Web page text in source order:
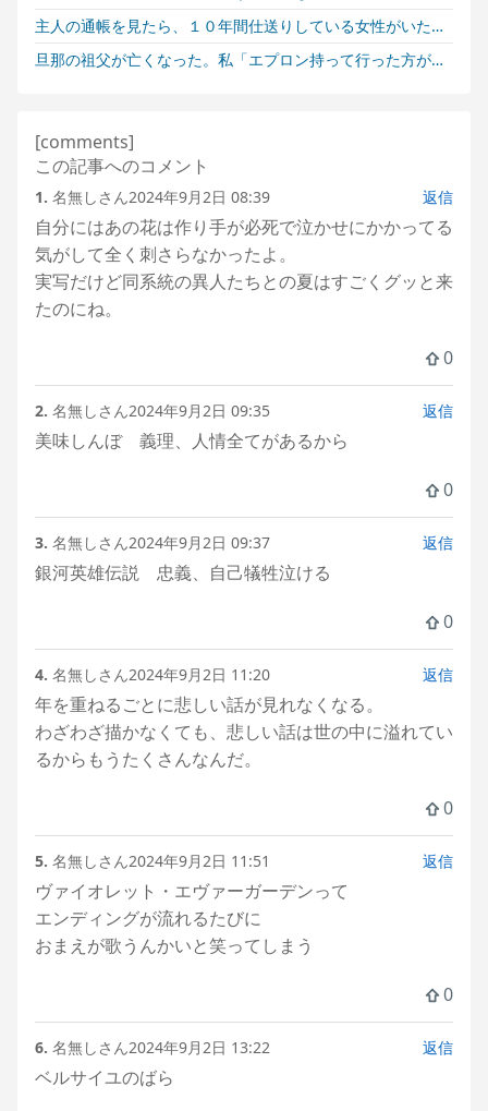
主人の通帳を見たら、１０年間仕送りしている女性がいた。主人に問い詰めたら、白状して...
旦那の祖父が亡くなった。私「エプロン持って行った方がいいよね」旦那「余計な出費すんな。そんなもん買うなら今後一切金を出さねぇぞ」私「えっ…」
この記事へのコメント
1. 名無しさん2024年9月2日 08:39 返信
自分にはあの花は作り手が必死で泣かせにかかってる
気がして全く刺さらなかったよ。
実写だけど同系統の異人たちとの夏はすごくグッと来
たのにね。
0
2. 名無しさん2024年9月2日 09:35 返信
美味しんぼ 義理、人情全てがあるから
0
3. 名無しさん2024年9月2日 09:37 返信
銀河英雄伝説 忠義、自己犠牲泣ける
0
4. 名無しさん2024年9月2日 11:20 返信
年を重ねるごとに悲しい話が見れなくなる。
わざわざ描かなくても、悲しい話は世の中に溢れてい
るからもうたくさんなんだ。
0
5. 名無しさん2024年9月2日 11:51 返信
ヴァイオレット・エヴァーガーデンって
エンディングが流れるたびに
おまえが歌うんかいと笑ってしまう
0
6. 名無しさん2024年9月2日 13:22 返信
ベルサイユのばら